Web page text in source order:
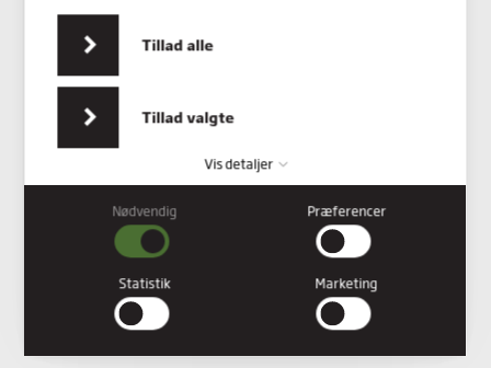
vores partnere inden for sociale medier,
annonceringspartnere og analysepartnere. Vores
partnere kan kombinere disse data med andre
oplysninger, du har givet dem, eller som de har
indsamlet fra din brug af deres tjenester.
Tillad valgte
Tillad alle
Vis detaljer
Nødvendig
Nødvendige cookies hjælper med at gøre en hjemmeside
brugbar ved at aktivere grundlæggende funktioner såsom
side-navigation og adgang til sikre områder af hjemmesiden.
Hjemmesiden kan ikke fungere ordentligt uden disse cookies.
Nødvendig Præferencer
Statistik Marketing